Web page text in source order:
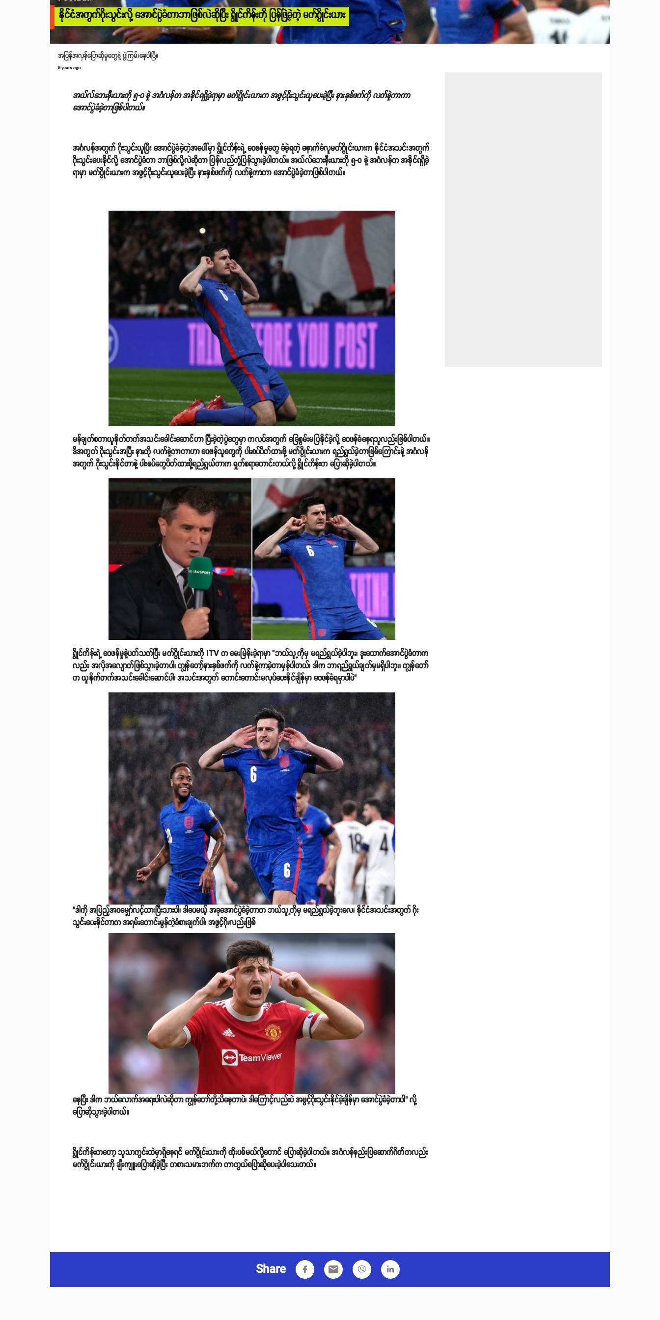
နိုင်ငံအတွက်ဂိုးသွင်းလို့ အောင်ပွဲခံတာဘာဖြစ်လဲဆိုပြီး ရွိုင်ကိန်းကို ပြန်ဖြဲခဲ့တဲ့ မက်ဂွိုင်းယား
အပြန်အလှန်ပြောဆိုမှုတွေနဲ့ ပွဲကြမ်းနေပါပြီ။
5 years ago
အယ်လ်ဘေးနီးယားကို ၅-၀ နဲ့ အင်္ဂလန်က အနိုင်ရရှိခဲ့ရာမှာ မက်ဂွိုင်းယားက အဖွင့်ဂိုးသွင်းယူပေးခဲ့ပြီး နားနှစ်ဖက်ကို လက်နဲ့ကာကာ
အောင်ပွဲခံခဲ့တာဖြစ်ပါတယ်။
အင်္ဂလန်အတွက် ဂိုးသွင်းယူပြီး အောင်ပွဲခံခဲ့တဲ့အပေါ်မှာ ရွိုင်ကိန်းရဲ့ ဝေဖန်မှုတွေ ခံခဲ့ရတဲ့ နောက်ခံလူမက်ဂွိုင်းယားက နိုင်ငံအသင်းအတွက်
ဂိုးသွင်းပေးနိုင်လို့ အောင်ပွဲခံတာ ဘာဖြစ်လို့လဲဆိုကာ ပြန်လည်တုံ့ပြန်သွားခဲ့ပါတယ်။ အယ်လ်ဘေးနီးယားကို ၅-၀ နဲ့ အင်္ဂလန်က အနိုင်ရရှိခဲ့
ရာမှာ မက်ဂွိုင်းယားက အဖွင့်ဂိုးသွင်းယူပေးခဲ့ပြီး နားနှစ်ဖက်ကို လက်နဲ့ကာကာ အောင်ပွဲခံခဲ့တာဖြစ်ပါတယ်။
မန်ချက်စတာယူနိုက်တက်အသင်းခေါင်းဆောင်ဟာ ပြီးခဲ့တဲ့ပွဲတွေမှာ ကလပ်အတွက် ခြေစွမ်းမပြနိုင်ခဲ့လို့ ဝေဖန်ခံနေရသူလည်းဖြစ်ပါတယ်။
ဒိအတွက် ဂိုးသွင်းအပြီး နားကို လက်နဲ့ကာတာဟာ ဝေဖန်သူတွေကို ပါးစပ်ပိတ်ထားဖို့ မက်ဂွိုင်းယားက ရည်ရွယ်ခဲ့တာဖြစ်ကြောင်းနဲ့ အင်္ဂလန်
အတွက် ဂီုးသွင်းနိုင်တာနဲ့ ပါးစပ်တွေပိတ်ထားဖို့ရည်ရွယ်တာက ရှက်စရာကောင်းတယ်လို့ ရွိုင်ကိန်းက​ ပြောဆိုခဲ့ပါတယ်။
ရွိုင်ကိန်းရဲ့ ဝေဖန်မှုနဲ့ပတ်သက်ပြီး မက်ဂွိုင်းယားကို ITV က မေးမြန်းခဲ့ရာမှာ "ဘယ်သူ့ကိုမှ မရည်ရွယ်ခဲ့ပါဘူး၊ ဒူးထောက်အောင်ပွဲခံတာက
လည်း အလိုအလျောက်ဖြစ်သွားခဲ့တာပါ၊ ကျွန်တော့်နားနှစ်ဖက်ကို လက်နဲ့ကာခဲ့တာမှန်ပါတယ်၊ ဒါက ဘာရည်ရွယ်ချက်မှမရှိပါဘူး၊ ကျွန်တော်
က ယူနိုက်တက်အသင်းခေါင်းဆောင်ပါ၊ အသင်းအတွက် ကောင်းကောင်းမလုပ်ပေးနိုင်ချိန်မှာ ဝေဖန်ခံရမှာပါပဲ"
"ဒါကို အပြည့်အ၀မျှော်လင့်ထားပြီးသားပါ၊ ဒါပေမယ့် အခုအောင်ပွဲခံခဲ့တာက ဘယ်သူ့ကိုမှ မရည်ရွယ်ခဲ့ဘူးလေ၊ နိုင်ငံအသင်းအတွက် ဂိုး
သွင်းပေးနိုင်တာက အရမ်းကောင်းမွန်တဲ့ခံစားချက်ပါ၊ အဖွင့်ဂိုးလည်းဖြစ်
နေပြီး ဒါက ဘယ်လောက်အရေးပါလဲဆိုတာ ကျွန်တော်တို့သိနေတာပဲ၊ ဒါကြောင့်လည်းပဲ အဖွင့်ဂိုးသွင်းနိုင်ခဲ့ချိန်မှာ အောင်ပွဲခံခဲ့တာပါ" လို့
ပြောဆိုသွားခဲ့ပါတယ်။
ရွိုင်ကိန်းကတော့ သူသာကွင်းထဲမှာရှိနေရင် မက်ဂွိုင်းယားကို ထိုးပစ်မယ်လို့တောင် ပြောဆိုခဲ့ပါတယ်။ အင်္ဂလန်နည်းပြဆောက်ဂိတ်ကလည်း
မက်ဂွိုင်းယားကို ချီးကျူးပြောဆိုခဲ့ပြီး ကစားသမားဘက်က ကာကွယ်ပြောဆိုပေးခဲ့ပါသေးတယ်။
Share email